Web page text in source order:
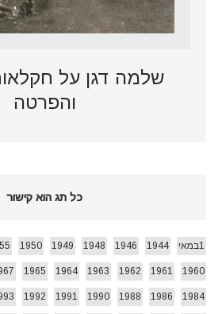
שלמה דגן על
והפרטה
כל תג הוא קישור
1במאי 1944
1946
1948
1949
1950
1960
1961
1962
1963
1964
1965
1984
1986
1988
1990
1991
1992